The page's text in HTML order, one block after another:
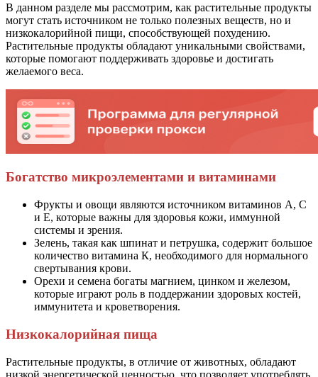
В данном разделе мы рассмотрим, как растительные продукты
могут стать источником не только полезных веществ, но и
низкокалорийной пищи, способствующей похудению.
Растительные продукты обладают уникальными свойствами,
которые помогают поддерживать здоровье и достигать
желаемого веса.
Богатство микроэлементами и витаминами
Фрукты и овощи являются источником витаминов А, С
и Е, которые важны для здоровья кожи, иммунной
системы и зрения.
Зелень, такая как шпинат и петрушка, содержит большое
количество витамина К, необходимого для нормального
свертывания крови.
Орехи и семена богаты магнием, цинком и железом,
которые играют роль в поддержании здоровых костей,
иммунитета и кроветворения.
Низкокалорийная пища
Растительные продукты, в отличие от животных, обладают
низкой энергетической ценностью, что позволяет употреблять